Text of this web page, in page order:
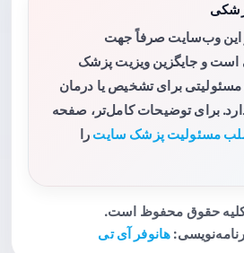
این وب‌سایت صرفاً جهت
است و جایگزین ویزیت پزشک
برای تشخیص یا درمان
برای توضیحات کامل‌تر، صفحه
مسئولیت پزشک سایت را
هانوفر آی تی